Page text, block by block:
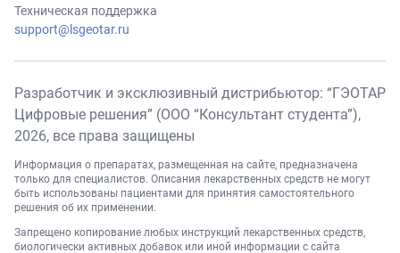
Техническая поддержка
support@lsgeotar.ru
Разработчик и эксклюзивный дистрибьютор: “ГЭОТАР
Цифровые решения” (ООО “Консультант студента”),
2026, все права защищены
Информация о препаратах, размещенная на сайте, предназначена
только для специалистов. Описания лекарственных средств не могут
быть использованы пациентами для принятия самостоятельного
решения об их применении.
Запрещено копирование любых инструкций лекарственных средств,
биологически активных добавок или иной информации с сайта